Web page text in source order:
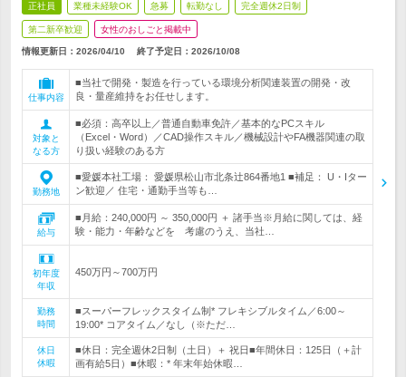
正社員 業種未経験OK 急募 転勤なし 完全週休2日制
第二新卒歓迎 女性のおしごと掲載中
情報更新日：2026/04/10 終了予定日： 2026/10/08
仕事内容
■当社で開発・製造を行っている環境分析関連装置の開発・改
良・量産維持をお任せします。
対象と
なる方
■必須：高卒以上／普通自動車免許／基本的なPCスキル
（Excel・Word）／CAD操作スキル／機械設計やFA機器関連の取
り扱い経験のある方
勤務地
■愛媛本社工場： 愛媛県松山市北条辻864番地1 ■補足： U・Iター
ン歓迎／ 住宅・通勤手当等も…
給与
■月給：240,000円 ～ 350,000円 ＋ 諸手当※月給に関しては、経
験・能力・年齢などを 考慮のうえ、当社…
初年度
年収
450万円～700万円
勤務
時間
■スーパーフレックスタイム制* フレキシブルタイム／6:00～
19:00* コアタイム／なし（※ただ…
休日
休暇
■休日：完全週休2日制（土日）＋ 祝日■年間休日：125日（＋計
画有給5日）■休暇：* 年末年始休暇…